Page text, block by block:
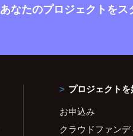
あなたのプロジェクトをス
プロジェクト
お申込み
クラウドファン